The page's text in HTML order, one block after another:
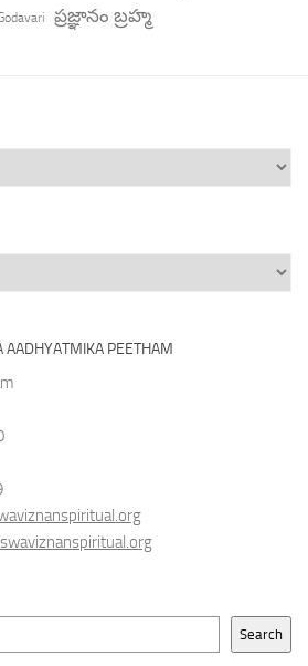
ప్రజ్ఞానం బ్రహ్మ
AADHYATMIKA PEETHAM
Search